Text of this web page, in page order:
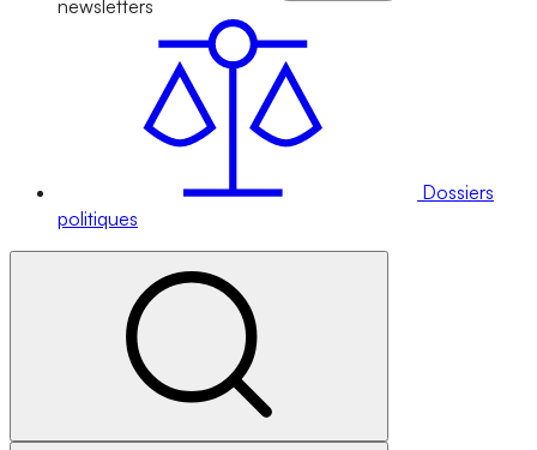
newsletters
Dossiers
politiques